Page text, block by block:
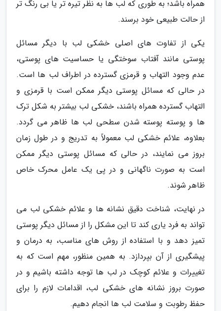
همراه باشد؛ به طوری که لب ها به نظر تیره تر یا بی رنگ تر
از حالت طبیعی خود برسند.
یکی از تفاوت های اصلی خشکی لب با دیگر مسائل
پوستی مانند آفتاب سوختگی یا حساسیت های پوستی،
عدم وجود التهاب و قرمزی گسترده در اطراف لب ها است.
در حالی که مسائل پوستی دیگر ممکن است با قرمزی و
التهاب گسترده همراه باشند، خشکی لب بیشتر به شکل ترک
ها و پوسته پوسته شدن سطحی لب ها ظاهر می گردد.
بعلاوه، علائم خشکی لب معمولاً به تدریج و در طول زمان
بروز می نمایند، در حالی که مسائل پوستی دیگر ممکن
است به صورت ناگهانی و در پی یک عامل محرک خاص
ظاهر شوند.
در نهایت، شناخت دقیق نشانه ها و علائم خشکی لب می
تواند به فرد یاری کند تا این مشکل را از مسائل دیگر پوستی
تمیز دهد و با استفاده از روش های مناسب، به درمان و
پیشگیری از آن بپردازد. به همین منظور، مهم است که به
تغییرات و علائم کوچک در لب ها توجه داشته باشیم و در
صورت بروز نشانه های خشکی لب، اقدامات لازم را برای
حفظ رطوبت و سلامت لب ها انجام دهیم.